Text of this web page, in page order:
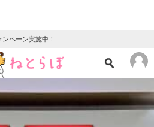
ペーン実施中！
ニュース
クイズ